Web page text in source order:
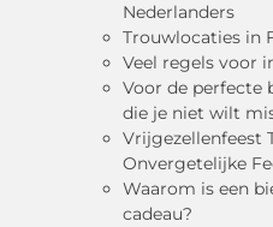
Nederlanders
Trouwlocaties in
Veel regels voor
Voor de perfecte
die je niet wilt
Vrijgezellenfeest
Onvergetelijke
Waarom is een
cadeau?